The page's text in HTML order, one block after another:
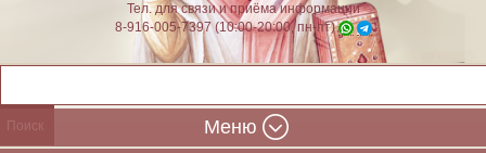
Тел. для связи и приёма информации
8-916-005-7397 (10:00-20:00, пн-пт)
Меню